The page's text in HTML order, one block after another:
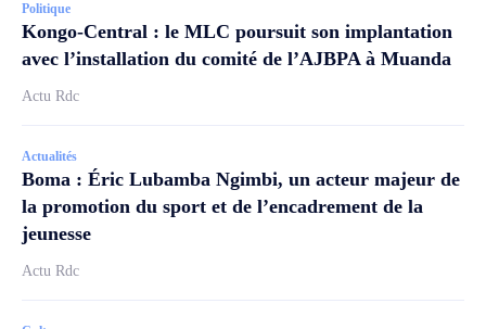
Politique
Kongo-Central : le MLC poursuit son implantation
avec l’installation du comité de l’AJBPA à Muanda
Actu Rdc
Actualités
Boma : Éric Lubamba Ngimbi, un acteur majeur de
la promotion du sport et de l’encadrement de la
jeunesse
Actu Rdc